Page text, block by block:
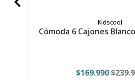
Kidscool
Cómoda 6 Cajones
$169.990